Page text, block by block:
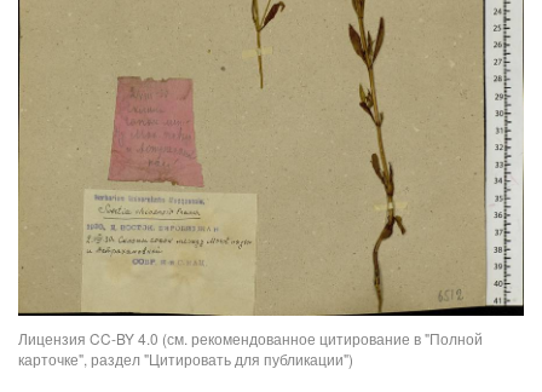
Лицензия CC-BY 4.0 (см. рекомендованное цитирование в "Полной
карточке", раздел "Цитировать для публикации")